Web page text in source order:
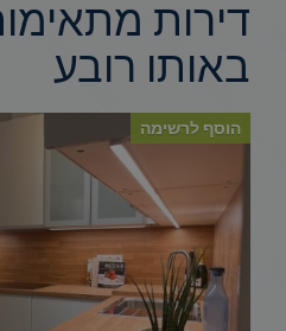
דירות
באותו רובע
הוסף לרשימה